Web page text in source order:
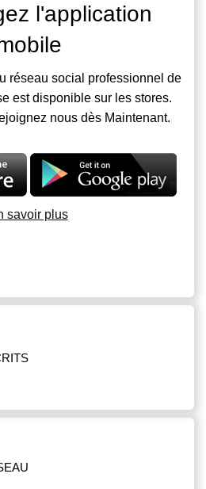
l'application
réseau social professionnel de
est disponible sur les stores.
nous dès Maintenant.
savoir plus